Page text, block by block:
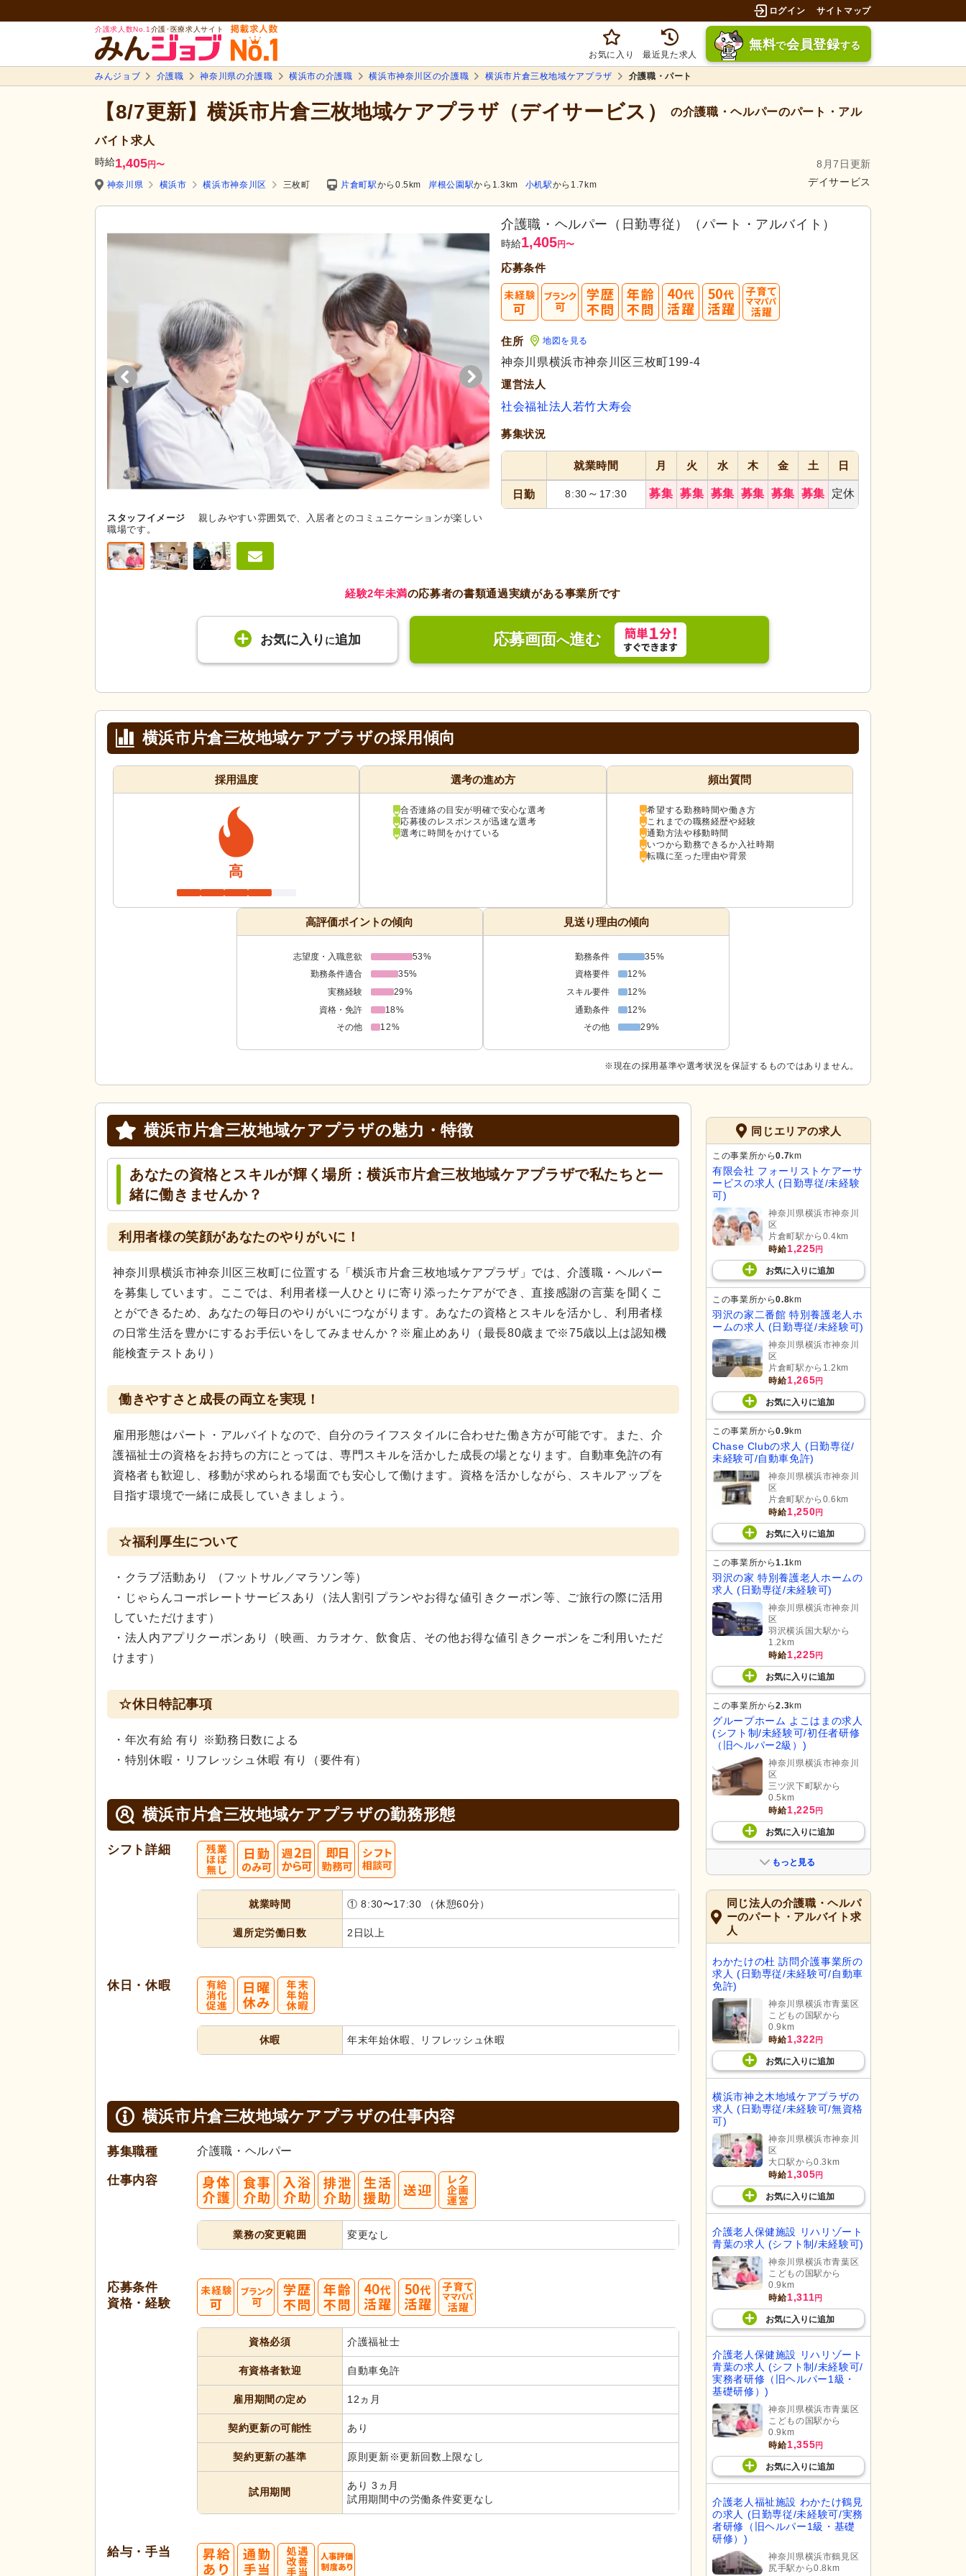
ログイン サイトマップ
介護求人数No.1 介護･医療求人サイト
お気に入り 最近見た求人
無料で会員登録する
みんジョブ 介護職 神奈川県の介護職 横浜市の介護職 横浜市神奈川区の介護職 横浜市片倉三枚地域ケアプラザ 介護職・パート
【8/7更新】横浜市片倉三枚地域ケアプラザ（デイサービス） の介護職・ヘルパーのパート・アル
バイト求人
時給1,405円〜
8月7日更新
デイサービス
神奈川県 横浜市 横浜市神奈川区 三枚町 片倉町駅から0.5km 岸根公園駅から1.3km 小机駅から1.7km
スタッフイメージ
親しみやすい雰囲気で、入居者とのコミュニケーションが楽しい
職場です。
介護職・ヘルパー（日勤専従）（パート・アルバイト）
時給1,405円〜
応募条件
住所 地図を見る
神奈川県横浜市神奈川区三枚町199-4
運営法人
社会福祉法人若竹大寿会
募集状況
就業時間 月 火 水 木 金 土 日
日勤 8:30 ～ 17:30 募集 募集 募集 募集 募集 募集 定休
経験2年未満の応募者の書類通過実績がある事業所です
お気に入り に追加 応募画面へ進む
横浜市片倉三枚地域ケアプラザの採用傾向
採用温度
高
選考の進め方
合否連絡の目安が明確で安心な選考
応募後のレスポンスが迅速な選考
選考に時間をかけている
頻出質問
希望する勤務時間や働き方
これまでの職務経歴や経験
通勤方法や移動時間
いつから勤務できるか入社時期
転職に至った理由や背景
高評価ポイントの傾向
志望度・入職意欲
53%
勤務条件適合
35%
実務経験
29%
資格・免許
18%
その他
12%
見送り理由の傾向
勤務条件
35%
資格要件
12%
スキル要件
12%
通勤条件
12%
その他
29%
※現在の採用基準や選考状況を保証するものではありません。
横浜市片倉三枚地域ケアプラザの魅力・特徴
あなたの資格とスキルが輝く場所：横浜市片倉三枚地域ケアプラザで私たちと一
緒に働きませんか？
利用者様の笑顔があなたのやりがいに！
神奈川県横浜市神奈川区三枚町に位置する「横浜市片倉三枚地域ケアプラザ」では、介護職・ヘルパー
を募集しています。ここでは、利用者様一人ひとりに寄り添ったケアができ、直接感謝の言葉を聞くこ
とができるため、あなたの毎日のやりがいにつながります。あなたの資格とスキルを活かし、利用者様
の日常生活を豊かにするお手伝いをしてみませんか？※雇止めあり（最長80歳まで※75歳以上は認知機
能検査テストあり）
働きやすさと成長の両立を実現！
雇用形態はパート・アルバイトなので、自分のライフスタイルに合わせた働き方が可能です。また、介
護福祉士の資格をお持ちの方にとっては、専門スキルを活かした成長の場となります。自動車免許の有
資格者も歓迎し、移動が求められる場面でも安心して働けます。資格を活かしながら、スキルアップを
目指す環境で一緒に成長していきましょう。
☆福利厚生について
・クラブ活動あり （フットサル／マラソン等）
・じゃらんコーポレートサービスあり（法人割引プランやお得な値引きクーポン等、ご旅行の際に活用
していただけます）
・法人内アプリクーポンあり（映画、カラオケ、飲食店、その他お得な値引きクーポンをご利用いただ
けます）
☆休日特記事項
・年次有給 有り ※勤務日数による
・特別休暇・リフレッシュ休暇 有り（要件有）
横浜市片倉三枚地域ケアプラザの勤務形態
シフト詳細
就業時間 ① 8:30〜17:30 （休憩60分）
週所定労働日数 2日以上
休日・休暇
休暇 年末年始休暇、リフレッシュ休暇
横浜市片倉三枚地域ケアプラザの仕事内容
募集職種 介護職・ヘルパー
仕事内容
業務の変更範囲 変更なし
応募条件
資格・経験
資格必須 介護福祉士
有資格者歓迎 自動車免許
雇用期間の定め 12ヵ月
契約更新の可能性 あり
契約更新の基準 原則更新※更新回数上限なし
試用期間
あり 3ヵ月
試用期間中の労働条件変更なし
給与・手当
同じエリアの求人
この事業所から0.7km
有限会社 フォーリストケアーサ
ービスの求人 (日勤専従/未経験
可)
神奈川県横浜市神奈川
区
片倉町駅から0.4km
時給1,225円
お気に入り に追加
この事業所から0.8km
羽沢の家二番館 特別養護老人ホ
ームの求人 (日勤専従/未経験可)
神奈川県横浜市神奈川
区
片倉町駅から1.2km
時給1,265円
お気に入り に追加
この事業所から0.9km
Chase Clubの求人 (日勤専従/
未経験可/自動車免許)
神奈川県横浜市神奈川
区
片倉町駅から0.6km
時給1,250円
お気に入り に追加
この事業所から1.1km
羽沢の家 特別養護老人ホームの
求人 (日勤専従/未経験可)
神奈川県横浜市神奈川
区
羽沢横浜国大駅から
1.2km
時給1,225円
お気に入り に追加
この事業所から2.3km
グループホーム よこはまの求人
(シフト制/未経験可/初任者研修
（旧ヘルパー2級）)
神奈川県横浜市神奈川
区
三ツ沢下町駅から
0.5km
時給1,225円
お気に入り に追加
もっと見る
同じ法人の介護職・ヘルパ
ーのパート・アルバイト求
人
わかたけの杜 訪問介護事業所の
求人 (日勤専従/未経験可/自動車
免許)
神奈川県横浜市青葉区
こどもの国駅から
0.9km
時給1,322円
お気に入り に追加
横浜市神之木地域ケアプラザの
求人 (日勤専従/未経験可/無資格
可)
神奈川県横浜市神奈川
区
大口駅から0.3km
時給1,305円
お気に入り に追加
介護老人保健施設 リハリゾート
青葉の求人 (シフト制/未経験可)
神奈川県横浜市青葉区
こどもの国駅から
0.9km
時給1,311円
お気に入り に追加
介護老人保健施設 リハリゾート
青葉の求人 (シフト制/未経験可/
実務者研修（旧ヘルパー1級・
基礎研修）)
神奈川県横浜市青葉区
こどもの国駅から
0.9km
時給1,355円
お気に入り に追加
介護老人福祉施設 わかたけ鶴見
の求人 (日勤専従/未経験可/実務
者研修（旧ヘルパー1級・基礎
研修）)
神奈川県横浜市鶴見区
尻手駅から0.8km